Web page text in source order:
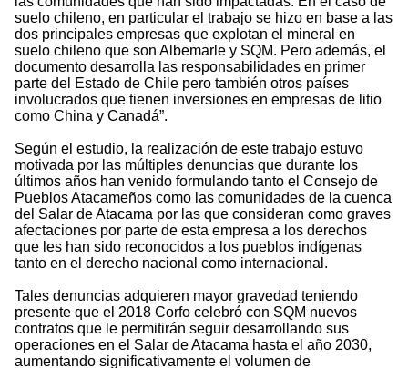
suelo chileno, en particular el trabajo se hizo en base a las
dos principales empresas que explotan el mineral en
suelo chileno que son Albemarle y SQM. Pero además, el
documento desarrolla las responsabilidades en primer
parte del Estado de Chile pero también otros países
involucrados que tienen inversiones en empresas de litio
como China y Canadá”.
Según el estudio, la realización de este trabajo estuvo
motivada por las múltiples denuncias que durante los
últimos años han venido formulando tanto el Consejo de
Pueblos Atacameños como las comunidades de la cuenca
del Salar de Atacama por las que consideran como graves
afectaciones por parte de esta empresa a los derechos
que les han sido reconocidos a los pueblos indígenas
tanto en el derecho nacional como internacional.
Tales denuncias adquieren mayor gravedad teniendo
presente que el 2018 Corfo celebró con SQM nuevos
contratos que le permitirán seguir desarrollando sus
operaciones en el Salar de Atacama hasta el año 2030,
aumentando significativamente el volumen de